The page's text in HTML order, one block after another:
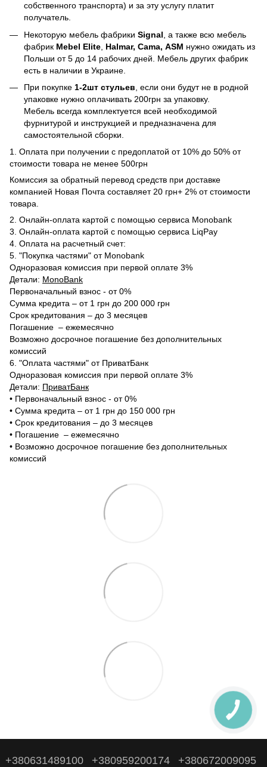
собственного транспорта) и за эту услугу платит
получатель.
Некоторую мебель фабрики Signal , а также всю мебель
фабрик Mebel Elite Halmar, Cama, ASM нужно ожидать из
Польши от 5 до 14 рабочих дней. Мебель других фабрик
есть в наличии в Украине.
При покупке 1-2шт стульев , если они будут не в родной
упаковке нужно оплачивать 200грн за упаковку.
Мебель всегда комплектуется всей необходимой
фурнитурой и инструкцией и предназначена для
самостоятельной сборки.
1. Оплата при получении с предоплатой от 10% до 50% от
стоимости товара не менее 500грн
Комиссия за обратный перевод средств при доставке
компанией Новая Почта составляет 20 грн+ 2% от стоимости
товара.
2. Онлайн-оплата картой с помощью сервиса Monobank
3. Онлайн-оплата картой с помощью сервиса LiqPay
4. Оплата на расчетный счет:
5. "Покупка частями" от Monobank
Одноразовая комиссия при первой оплате 3%
Детали: MonoBank
Первоначальный взнос - от 0%
Сумма кредита – от 1 грн до 200 000 грн
Срок кредитования – до 3 месяцев
Погашение – ежемесячно
Возможно досрочное погашение без дополнительных
комиссий
6. "Оплата частями" от ПриватБанк
Одноразовая комиссия при первой оплате 3%
Детали: ПриватБанк
•‎ Первоначальный взнос - от 0%
•‎ Сумма кредита – от 1 грн до 150 000 грн
•‎ Срок кредитования – до 3 месяцев
•‎ Погашение – ежемесячно
•‎ Возможно досрочное погашение без дополнительных
комиссий
+380631489100 +380959200174 +380672009095